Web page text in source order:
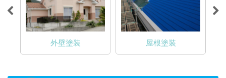
外壁塗装 屋根塗装